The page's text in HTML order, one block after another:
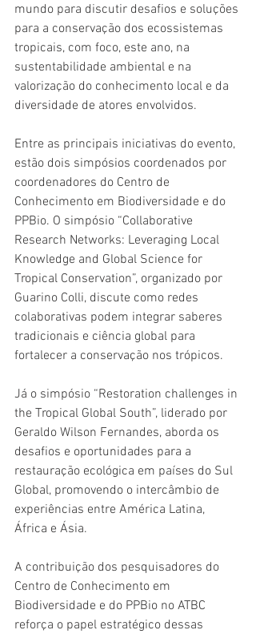
mundo para discutir desafios e soluções
para a conservação dos ecossistemas
tropicais, com foco, este ano, na
sustentabilidade ambiental e na
valorização do conhecimento local e da
diversidade de atores envolvidos.
Entre as principais iniciativas do evento,
estão dois simpósios coordenados por
coordenadores do Centro de
Conhecimento em Biodiversidade e do
PPBio. O simpósio “Collaborative
Research Networks: Leveraging Local
Knowledge and Global Science for
Tropical Conservation”, organizado por
Guarino Colli, discute como redes
colaborativas podem integrar saberes
tradicionais e ciência global para
fortalecer a conservação nos trópicos.
Já o simpósio “Restoration challenges in
the Tropical Global South”, liderado por
Geraldo Wilson Fernandes, aborda os
desafios e oportunidades para a
restauração ecológica em países do Sul
Global, promovendo o intercâmbio de
experiências entre América Latina,
África e Ásia.
A contribuição dos pesquisadores do
Centro de Conhecimento em
Biodiversidade e do PPBio no ATBC
reforça o papel estratégico dessas